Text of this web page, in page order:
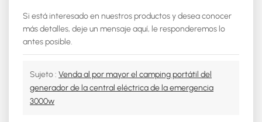
Si está interesado en nuestros productos y desea conocer
más detalles, deje un mensaje aquí, le responderemos lo
antes posible.
Sujeto : Venda al por mayor el camping portátil del
generador de la central eléctrica de la emergencia
3000w